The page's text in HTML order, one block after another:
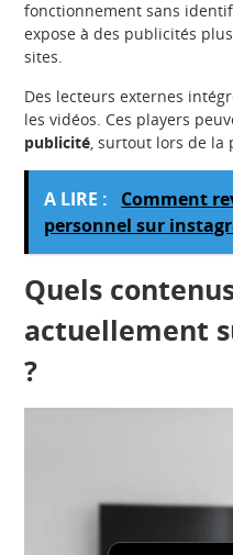
fonctionnement sans
expose à des publicités
sites.
Des lecteurs externes
les vidéos. Ces players
publicité , surtout lors de la
A LIRE :
Comment
personnel sur
Quels
actuellement
?